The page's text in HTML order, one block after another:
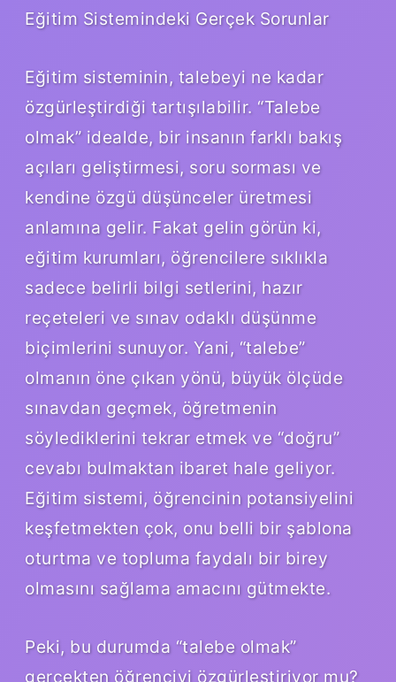
Eğitim Sistemindeki Gerçek Sorunlar
Eğitim sisteminin, talebeyi ne kadar
özgürleştirdiği tartışılabilir. “Talebe
olmak” idealde, bir insanın farklı bakış
açıları geliştirmesi, soru sorması ve
kendine özgü düşünceler üretmesi
anlamına gelir. Fakat gelin görün ki,
eğitim kurumları, öğrencilere sıklıkla
sadece belirli bilgi setlerini, hazır
reçeteleri ve sınav odaklı düşünme
biçimlerini sunuyor. Yani, “talebe”
olmanın öne çıkan yönü, büyük ölçüde
sınavdan geçmek, öğretmenin
söylediklerini tekrar etmek ve “doğru”
cevabı bulmaktan ibaret hale geliyor.
Eğitim sistemi, öğrencinin potansiyelini
keşfetmekten çok, onu belli bir şablona
oturtma ve topluma faydalı bir birey
olmasını sağlama amacını gütmekte.
Peki, bu durumda “talebe olmak”
gerçekten öğrenciyi özgürleştiriyor mu?